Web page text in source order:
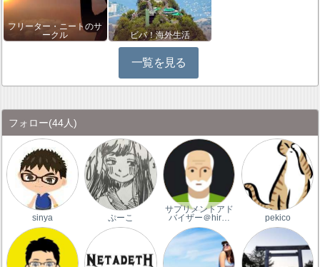
フリーター・ニートのサ
ークル
ビバ！海外生活
一覧を見る
フォロー(44人)
sinya ぷーこ
サプリメントアド
バイザー＠hir…
pekico